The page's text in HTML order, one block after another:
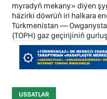
myradyň mekany» diýen
häzirki döwrüň iri halkara
Türkmenistan —
(TOPH) gaz geçirijiniň
USSATLAR